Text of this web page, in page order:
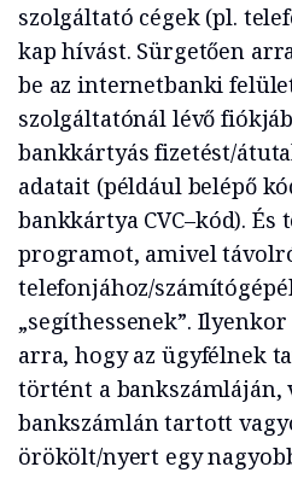
szolgáltató cégek (pl.
kap hívást. Sürgetően
be az internetbanki
szolgáltatónál lévő
bankkártyás fizetést/
adatait (például belépő
bankkártya CVC–kód). És
programot, amivel
telefonjához/
„segíthessenek”.
arra, hogy az ügyfélnek
történt a bankszámláján,
bankszámlán tartott
örökölt/nyert egy